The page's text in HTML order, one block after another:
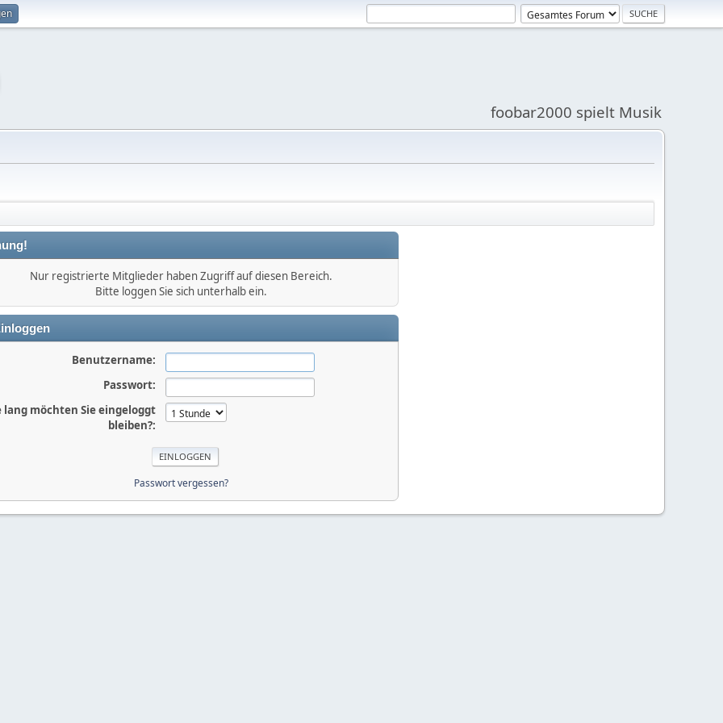
foobar2000 spielt Musik
Nur registrierte Mitglieder haben Zugriff auf diesen Bereich.
Bitte loggen Sie sich unterhalb ein.
Benutzername:
Passwort:
lang möchten Sie eingeloggt
bleiben?:
Passwort vergessen?